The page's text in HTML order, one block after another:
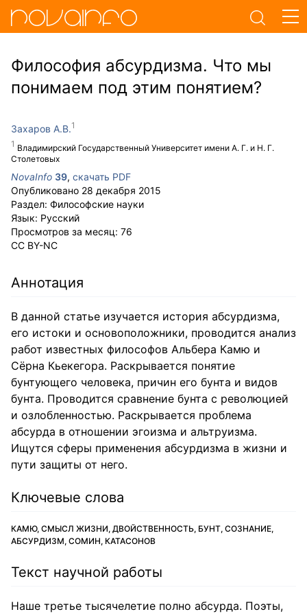
Философия абсурдизма. Что мы
понимаем под этим понятием?
Захаров А.В.
Владимирский Государственный Университет имени А. Г. и Н. Г.
Столетовых
NovaInfo 39, скачать PDF
Опубликовано 28 декабря 2015
Раздел: Философские науки
Язык: Русский
Просмотров за месяц: 76
CC BY-NC
Аннотация
В данной статье изучается история абсурдизма,
его истоки и основоположники, проводится анализ
работ известных философов Альбера Камю и
Сёрна Кьекегора. Раскрывается понятие
бунтующего человека, причин его бунта и видов
бунта. Проводится сравнение бунта с революцией
и озлобленностью. Раскрывается проблема
абсурда в отношении эгоизма и альтруизма.
Ищутся сферы применения абсурдизма в жизни и
пути защиты от него.
Ключевые слова
КАМЮ, СМЫСЛ ЖИЗНИ, ДВОЙСТВЕННОСТЬ, БУНТ, СОЗНАНИЕ,
АБСУРДИЗМ, СОМИН, КАТАСОНОВ
Текст научной работы
Наше третье тысячелетие полно абсурда. Поэты,